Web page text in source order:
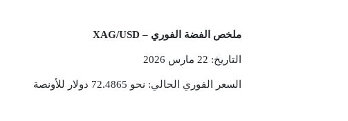
ملخص الفضة الفوري – XAG/USD
التاريخ: 22 مارس 2026
السعر الفوري الحالي: نحو 72.4865 دولار للأونصة